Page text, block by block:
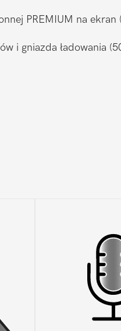
PREMIUM na ekran
i gniazda ładowania